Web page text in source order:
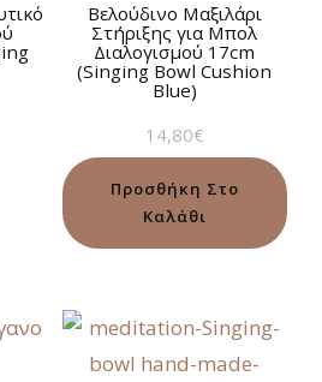
Βελούδινο Μαξιλάρι
Στήριξης για Μπολ
Διαλογισμού 17cm
(Singing Bowl Cushion
Blue)
14,80€
Προσθήκη Στο
Καλάθι